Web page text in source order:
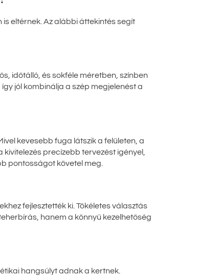
eltérnek. Az alábbi áttekintés segít
időtálló, és sokféle méretben, színben
jól kombinálja a szép megjelenést a
kevesebb fuga látszik a felületen, a
precízebb tervezést igényel,
pontosságot követel meg.
fejlesztették ki. Tökéletes választás
hanem a könnyű kezelhetőség
hangsúlyt adnak a kertnek.